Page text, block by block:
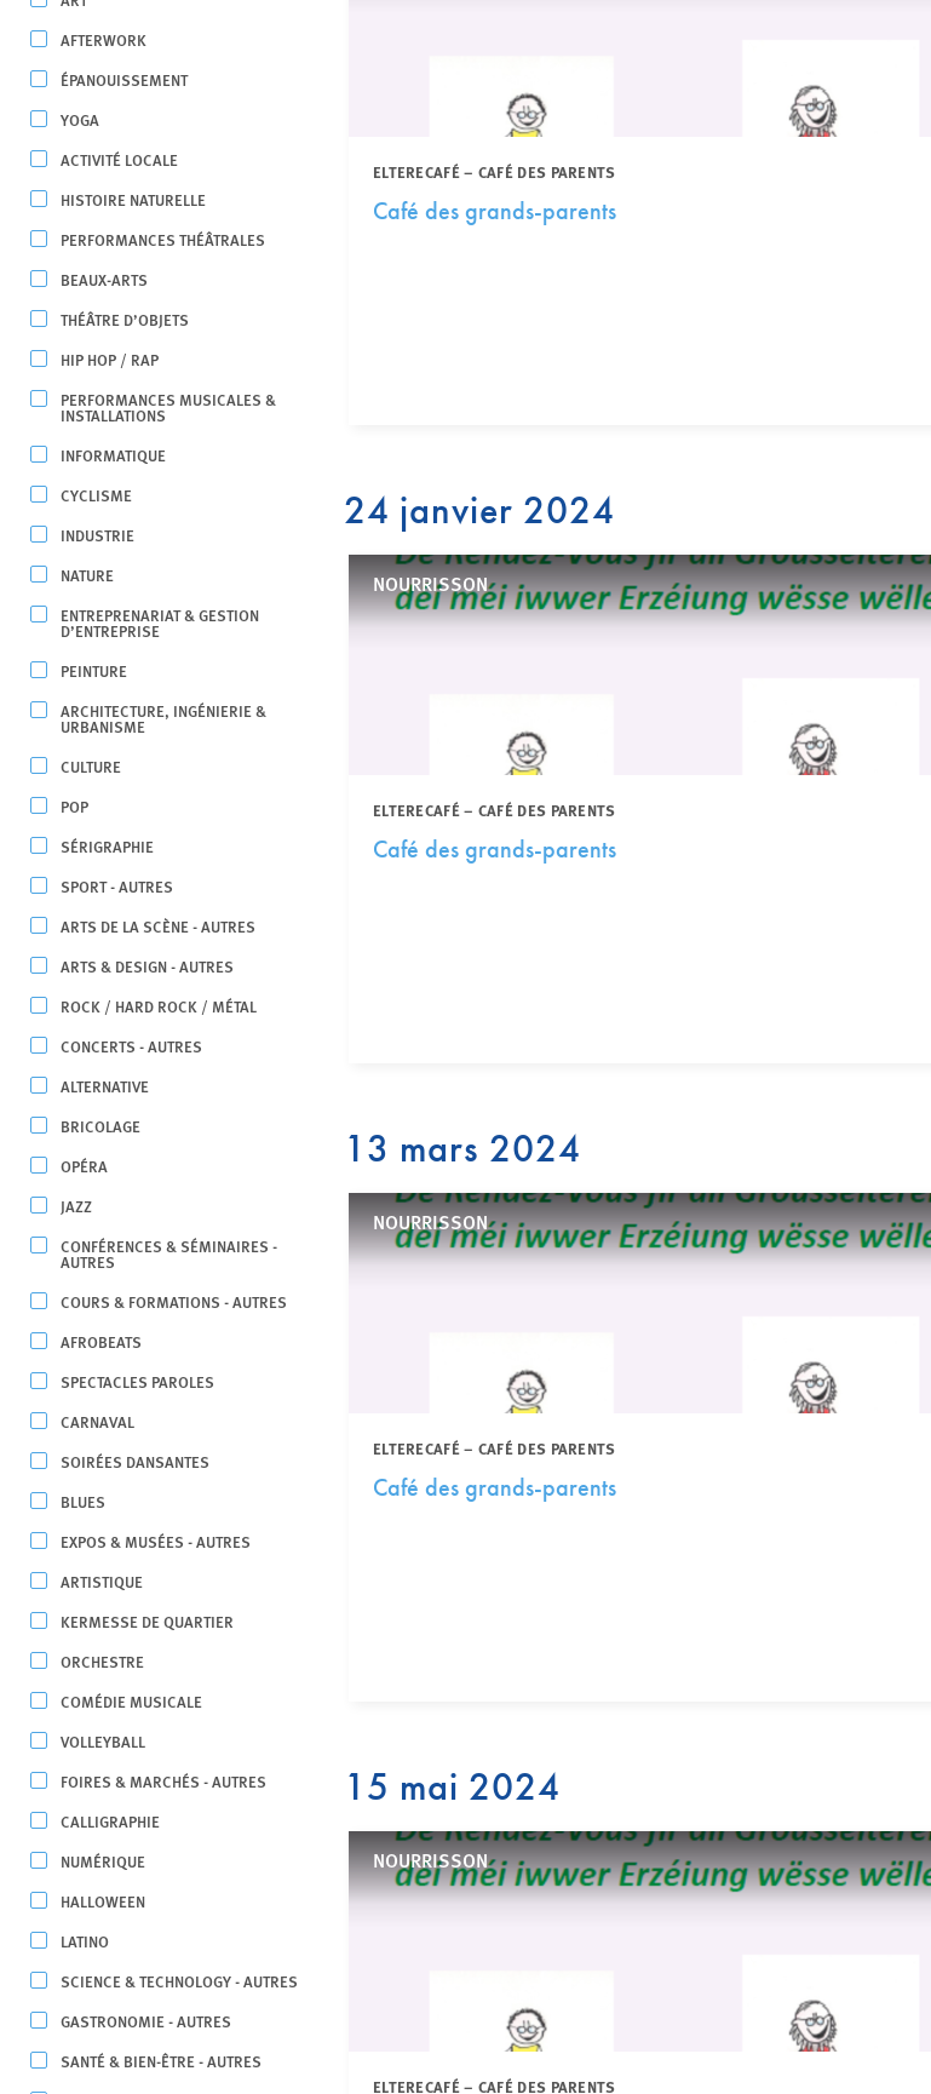
AFTERWORK
ÉPANOUISSEMENT
YOGA
ACTIVITÉ LOCALE
HISTOIRE NATURELLE
PERFORMANCES THÉÂTRALES
BEAUX-ARTS
THÉÂTRE D’OBJETS
HIP HOP / RAP
PERFORMANCES MUSICALES &
INSTALLATIONS
INFORMATIQUE
CYCLISME
INDUSTRIE
NATURE
ENTREPRENARIAT & GESTION
D’ENTREPRISE
PEINTURE
ARCHITECTURE, INGÉNIERIE &
URBANISME
CULTURE
POP
SÉRIGRAPHIE
SPORT - AUTRES
ARTS DE LA SCÈNE - AUTRES
ARTS & DESIGN - AUTRES
ROCK / HARD ROCK / MÉTAL
CONCERTS - AUTRES
ALTERNATIVE
BRICOLAGE
OPÉRA
JAZZ
CONFÉRENCES & SÉMINAIRES -
AUTRES
COURS & FORMATIONS - AUTRES
AFROBEATS
SPECTACLES PAROLES
CARNAVAL
SOIRÉES DANSANTES
BLUES
EXPOS & MUSÉES - AUTRES
ARTISTIQUE
KERMESSE DE QUARTIER
ORCHESTRE
COMÉDIE MUSICALE
VOLLEYBALL
FOIRES & MARCHÉS - AUTRES
CALLIGRAPHIE
NUMÉRIQUE
HALLOWEEN
LATINO
SCIENCE & TECHNOLOGY - AUTRES
GASTRONOMIE - AUTRES
SANTÉ & BIEN-ÊTRE - AUTRES
ELTERECAFÉ – CAFÉ DES PARENTS
Café des grands-parents
24 janvier 2024
NOURRISSON
ELTERECAFÉ – CAFÉ DES PARENTS
Café des grands-parents
13 mars 2024
NOURRISSON
ELTERECAFÉ – CAFÉ DES PARENTS
Café des grands-parents
15 mai 2024
NOURRISSON
ELTERECAFÉ – CAFÉ DES PARENTS